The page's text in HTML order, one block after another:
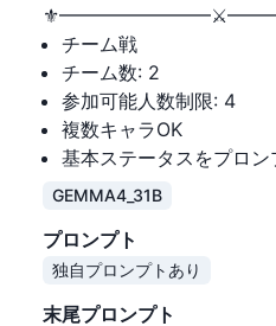
概要の続きをみる
チーム戦
チーム数: 2
参加可能人数制限: 4
複数キャラOK
基本ステータスをプロ
GEMMA4_31B
プロンプト
独自プロンプトあり
末尾プロンプト